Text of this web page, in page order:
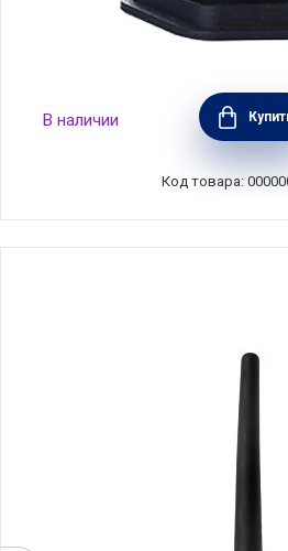
Ситечко для
9,3х6,4 см, материал
силикон, Viva
В наличии
Код товара: